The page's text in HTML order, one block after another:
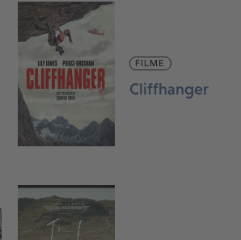
FILME
Cliffhanger